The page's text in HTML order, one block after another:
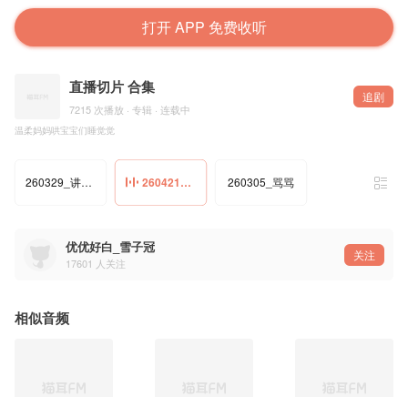
打开 APP 免费收听
直播切片 合集
7215 次播放 · 专辑 · 连载中
追剧
温柔妈妈哄宝宝们睡觉觉
260329_讲故事（风筝） 260421_掏耳 260305_骂骂
优优好白_雪子冠
17601 人关注
关注
相似音频